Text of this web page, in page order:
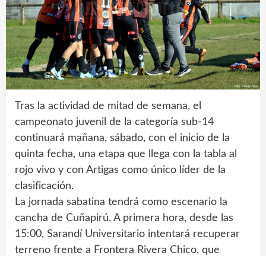
Tras la actividad de mitad de semana, el
campeonato juvenil de la categoría sub-14
continuará mañana, sábado, con el inicio de la
quinta fecha, una etapa que llega con la tabla al
rojo vivo y con Artigas como único líder de la
clasificación.
La jornada sabatina tendrá como escenario la
cancha de Cuñapirú. A primera hora, desde las
15:00, Sarandí Universitario intentará recuperar
terreno frente a Frontera Rivera Chico, que